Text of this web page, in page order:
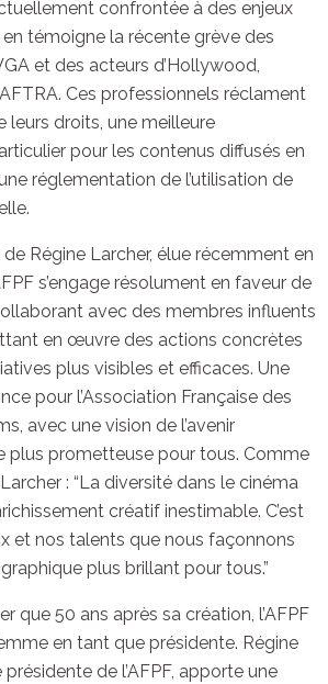
confrontée à des enjeux
témoigne la récente grève des
et des acteurs d’Hollywood,
Ces professionnels réclament
leurs droits, une meilleure
pour les contenus diffusés en
réglementation de l’utilisation de
Régine Larcher, élue récemment en
s’engage résolument en faveur de
avec des membres influents
en œuvre des actions concrètes
plus visibles et efficaces. Une
pour l’Association Française des
avec une vision de l’avenir
plus prometteuse pour tous. Comme
: “La diversité dans le cinéma
créatif inestimable. C’est
et nos talents que nous façonnons
plus brillant pour tous.”
que 50 ans après sa création, l’AFPF
en tant que présidente. Régine
présidente de l’AFPF, apporte une